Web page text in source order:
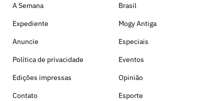
A Semana
Expediente
Anuncie
Política de privacidade
Edições impressas
Contato
Brasil
Mogy Antiga
Especiais
Eventos
Opinião
Esporte